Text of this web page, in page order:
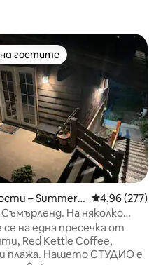
избор на гостите
гостите
– Summerla Средна
4,96 (277)
На няколко
центъра и плажа.
на една пресечка от
Red Kettle Coffee,
СТУДИО е